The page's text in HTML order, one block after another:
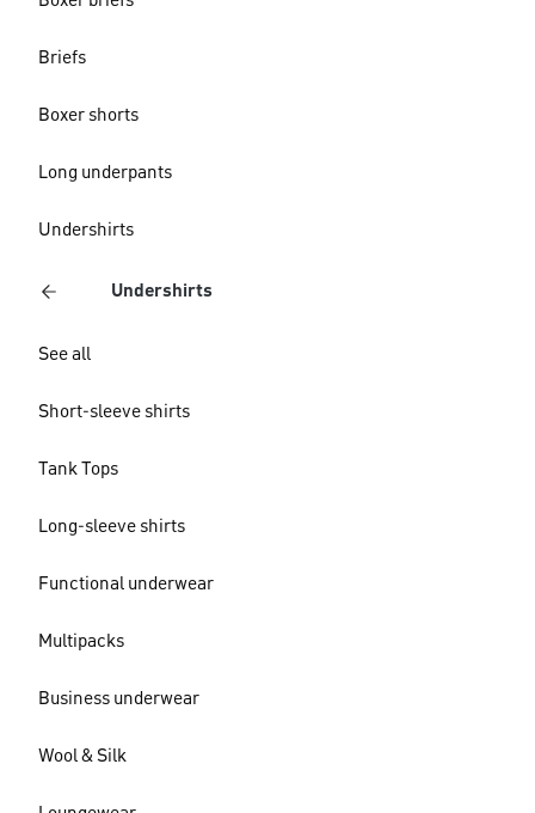
Briefs
Boxer shorts
Long underpants
Undershirts
Undershirts
See all
Short-sleeve shirts
Tank Tops
Long-sleeve shirts
Functional underwear
Multipacks
Business underwear
Wool & Silk